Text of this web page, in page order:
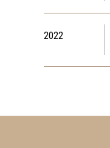
2022